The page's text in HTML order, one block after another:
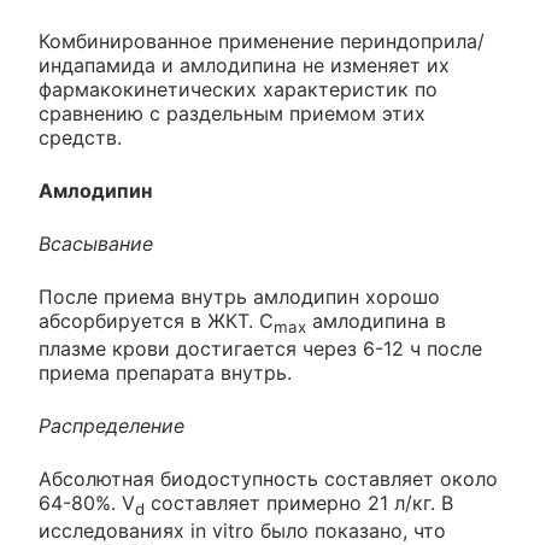
Комбинированное применение периндоприла/
индапамида и амлодипина не изменяет их
фармакокинетических характеристик по
сравнению с раздельным приемом этих
средств.
Амлодипин
Всасывание
После приема внутрь амлодипин хорошо
абсорбируется в ЖКТ. Cmax амлодипина в
плазме крови достигается через 6-12 ч после
приема препарата внутрь.
Распределение
Абсолютная биодоступность составляет около
64-80%. Vd составляет примерно 21 л/кг. В
исследованиях in vitro было показано, что